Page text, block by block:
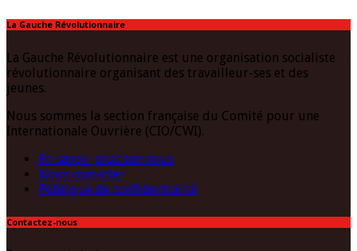
La Gauche Révolutionnaire
La Gauche Révolutionnaire est une organisation socialiste
révolutionnaire organisant des travailleur-ses et des
jeunes.
Nous sommes la section française du Comité pour une
Internationale Ouvrière (CIO/CWI).
En savoir plus sur nous
Nous contacter
Politique de confidentialité
Contactez-nous